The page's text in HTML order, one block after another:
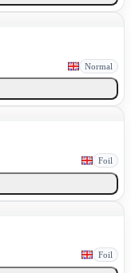
Normal
Foil
Foil